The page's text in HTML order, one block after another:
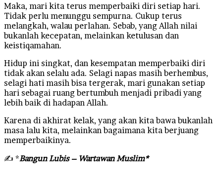
Maka, mari kita terus memperbaiki diri setiap hari.
Tidak perlu menunggu sempurna. Cukup terus
melangkah, walau perlahan. Sebab, yang Allah nilai
bukanlah kecepatan, melainkan ketulusan dan
keistiqamahan.
Hidup ini singkat, dan kesempatan memperbaiki diri
tidak akan selalu ada. Selagi napas masih berhembus,
selagi hati masih bisa tergerak, mari gunakan setiap
hari sebagai ruang bertumbuh menjadi pribadi yang
lebih baik di hadapan Allah.
Karena di akhirat kelak, yang akan kita bawa bukanlah
masa lalu kita, melainkan bagaimana kita berjuang
memperbaikinya.
✍️ *Bangun Lubis – Wartawan Muslim*